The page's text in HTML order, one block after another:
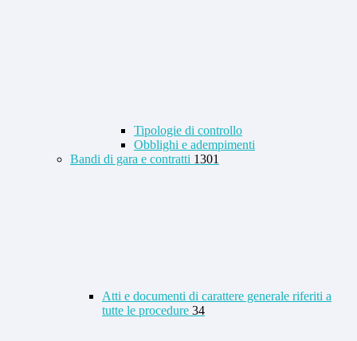
Tipologie di controllo
Obblighi e adempimenti
Bandi di gara e contratti 1301
Atti e documenti di carattere generale riferiti a
tutte le procedure 34